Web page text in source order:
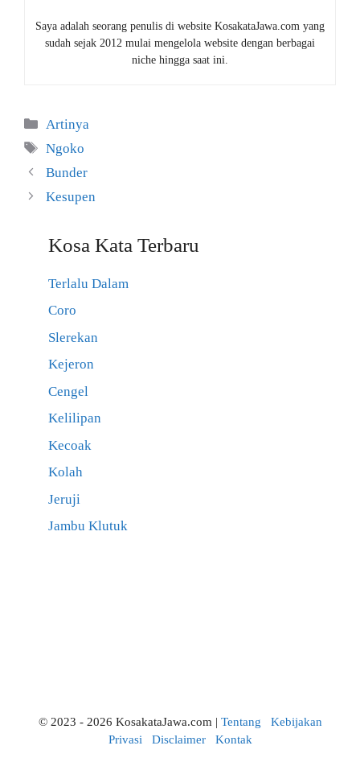
Saya adalah seorang penulis di website KosakataJawa.com yang
sudah sejak 2012 mulai mengelola website dengan berbagai
niche hingga saat ini.
Kategori
Artinya
Tag
Ngoko
Bunder
Kesupen
Kosa Kata Terbaru
Terlalu Dalam
Coro
Slerekan
Kejeron
Cengel
Kelilipan
Kecoak
Kolah
Jeruji
Jambu Klutuk
© 2023 - 2026 KosakataJawa.com | Tentang
Kebijakan
Privasi
Disclaimer Kontak